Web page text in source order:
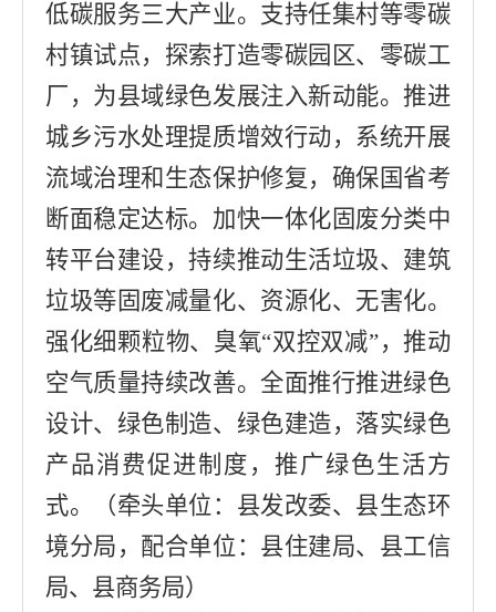
低碳服务三大产业。支持任集村等零碳
村镇试点，探索打造零碳园区、零碳工
厂，为县域绿色发展注入新动能。推进
城乡污水处理提质增效行动，系统开展
流域治理和生态保护修复，确保国省考
断面稳定达标。加快一体化固废分类中
转平台建设，持续推动生活垃圾、建筑
垃圾等固废减量化、资源化、无害化。
强化细颗粒物、臭氧“双控双减”，推动
空气质量持续改善。全面推行推进绿色
设计、绿色制造、绿色建造，落实绿色
产品消费促进制度，推广绿色生活方
式。 （牵头单位： 县发改委、 县生态环
境分局 ，配合单位： 县住建局、 县工信
局、 县商务局）